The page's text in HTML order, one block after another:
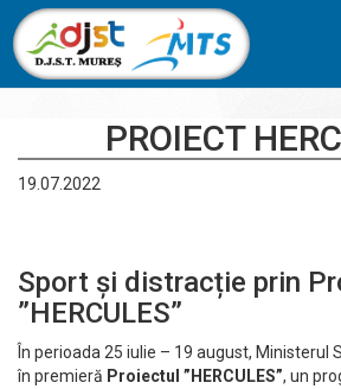
PROIECT
19.07.2022
Sport și distracție prin
”HERCULES”
În perioada 25 iulie – 19 august, Ministerul
în premieră Proiectul ”HERCULES”, un